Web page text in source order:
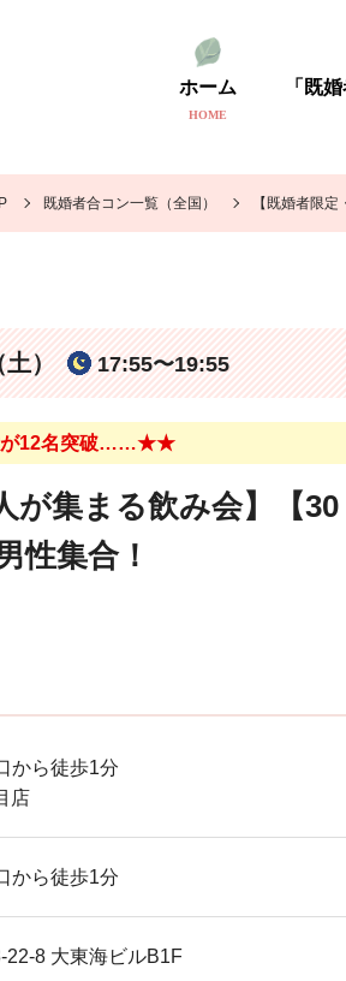
ホーム
HOME
「既
既婚者合コン一覧（全国） 【既婚者限
土） 17:55〜19:55
12名突破……★★
が集まる飲み会】【30
性集合！
から徒歩1分
店
から徒歩1分
22-8 大東海ビルB1F